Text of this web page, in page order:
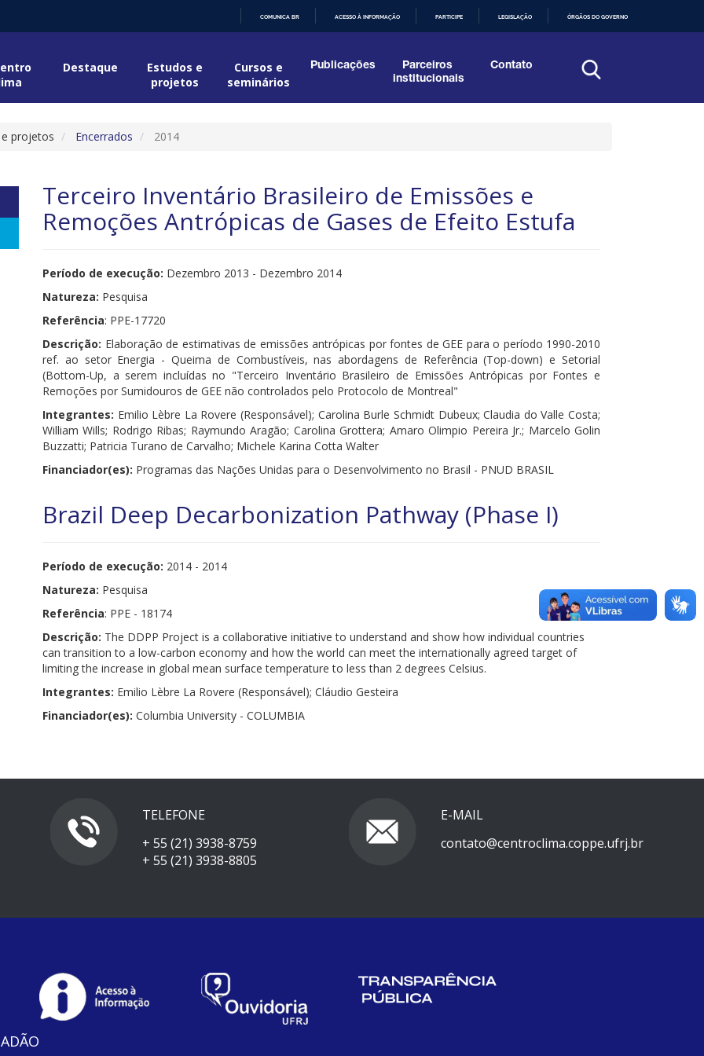
CONTEÚDO
COMUNICA BR ACESSO À INFORMAÇÃO PARTICIPE LEGISLAÇÃO ÓRGÃOS DO GOVERNO
Destaque
Estudos e
projetos
Cursos e
seminários
Publicações
Parceiros
institucionais
Contato
projetos Encerrados 2014
Terceiro Inventário Brasileiro de Emissões e
Remoções Antrópicas de Gases de Efeito Estufa
Período de execução: Dezembro 2013 - Dezembro 2014
Natureza: Pesquisa
Referência: PPE-17720
Descrição: Elaboração de estimativas de emissões antrópicas por fontes de GEE para o período 1990-2010
ref. ao setor Energia - Queima de Combustíveis, nas abordagens de Referência (Top-down) e Setorial
(Bottom-Up, a serem incluídas no "Terceiro Inventário Brasileiro de Emissões Antrópicas por Fontes e
Remoções por Sumidouros de GEE não controlados pelo Protocolo de Montreal"
Integrantes: Emilio Lèbre La Rovere (Responsável); Carolina Burle Schmidt Dubeux; Claudia do Valle Costa;
William Wills; Rodrigo Ribas; Raymundo Aragão; Carolina Grottera; Amaro Olimpio Pereira Jr.; Marcelo Golin
Buzzatti; Patricia Turano de Carvalho; Michele Karina Cotta Walter
Financiador(es): Programas das Nações Unidas para o Desenvolvimento no Brasil - PNUD BRASIL
Brazil Deep Decarbonization Pathway (Phase I)
Período de execução: 2014 - 2014
Natureza: Pesquisa
Referência: PPE - 18174
Descrição: The DDPP Project is a collaborative initiative to understand and show how individual countries
can transition to a low-carbon economy and how the world can meet the internationally agreed target of
limiting the increase in global mean surface temperature to less than 2 degrees Celsius.
Integrantes: Emilio Lèbre La Rovere (Responsável); Cláudio Gesteira
Financiador(es): Columbia University - COLUMBIA
TELEFONE
+ 55 (21) 3938-8759
+ 55 (21) 3938-8805
E-MAIL
contato@centroclima.coppe.ufrj.br